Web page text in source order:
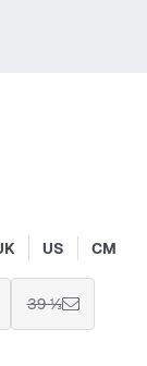
US CM
39 ⅓